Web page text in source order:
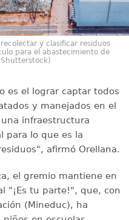
y clasificar residuos
para el abastecimiento de
es el lograr captar todos
y manejados en el
infraestructura
para lo que es la
afirmó Orellana.
el gremio mantiene en
"¡Es tu parte!", que, con
(Mineduc), ha